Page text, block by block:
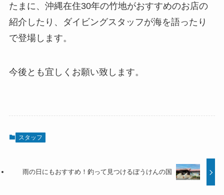
たまに、沖縄在住30年の竹地がおすすめのお店の
紹介したり、ダイビングスタッフが海を語ったり
で登場します。
今後とも宜しくお願い致します。
スタッフ
雨の日にもおすすめ！釣って見つけるぼうけんの国